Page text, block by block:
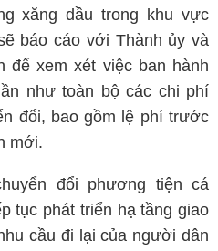
xăng dầu trong khu vực
báo cáo với Thành ủy và
để xem xét việc ban hành
như toàn bộ các chi phí
đổi, bao gồm lệ phí trước
mới.
đổi phương tiện cá
tục phát triển hạ tầng giao
cầu đi lại của người dân